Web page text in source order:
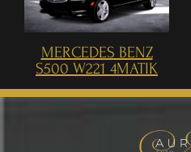
MERCEDES BENZ
S500 W221 4MATIK